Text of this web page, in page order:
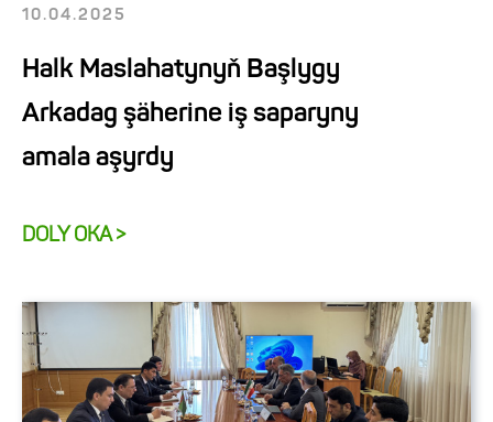
10.04.2025
Halk Maslahatynyň Başlygy
Arkadag şäherine iş saparyny
amala aşyrdy
DOLY OKA >